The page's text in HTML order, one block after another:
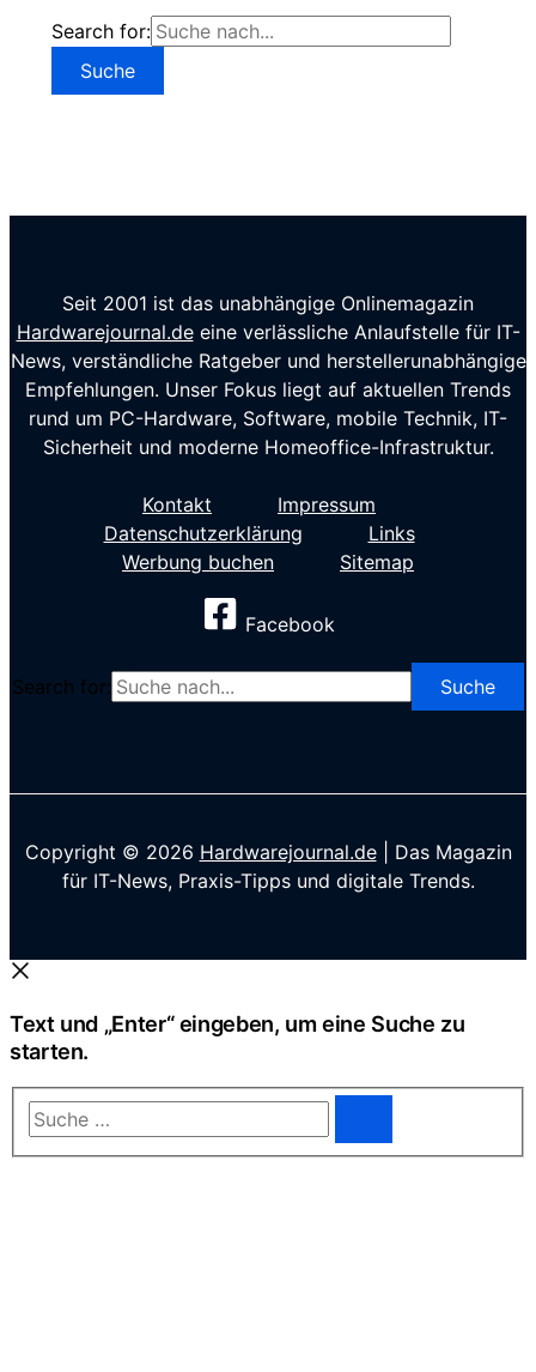
Search for:
Seit 2001 ist das unabhängige Onlinemagazin
Hardwarejournal.deeine verlässliche Anlaufstelle für IT-
News, verständliche Ratgeber und herstellerunabhängige
Empfehlungen. Unser Fokus liegt auf aktuellen Trends
rund um PC-Hardware, Software, mobile Technik, IT-
Sicherheit und moderne Homeoffice-Infrastruktur.
Kontakt
Impressum
Datenschutzerklärung
Links
Werbung buchen
Sitemap
Facebook
Search for:
Copyright © 2026 Hardwarejournal.de| Das Magazin
für IT-News, Praxis-Tipps und digitale Trends.
Text und „Enter“ eingeben, um eine Suche zu
starten.
Suche
…